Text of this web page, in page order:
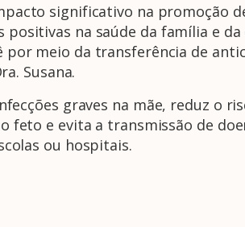
significativo na promoção
na saúde da família e
por meio da transferência de
Susana.
graves na mãe, reduz o
e evita a transmissão de
ou hospitais.